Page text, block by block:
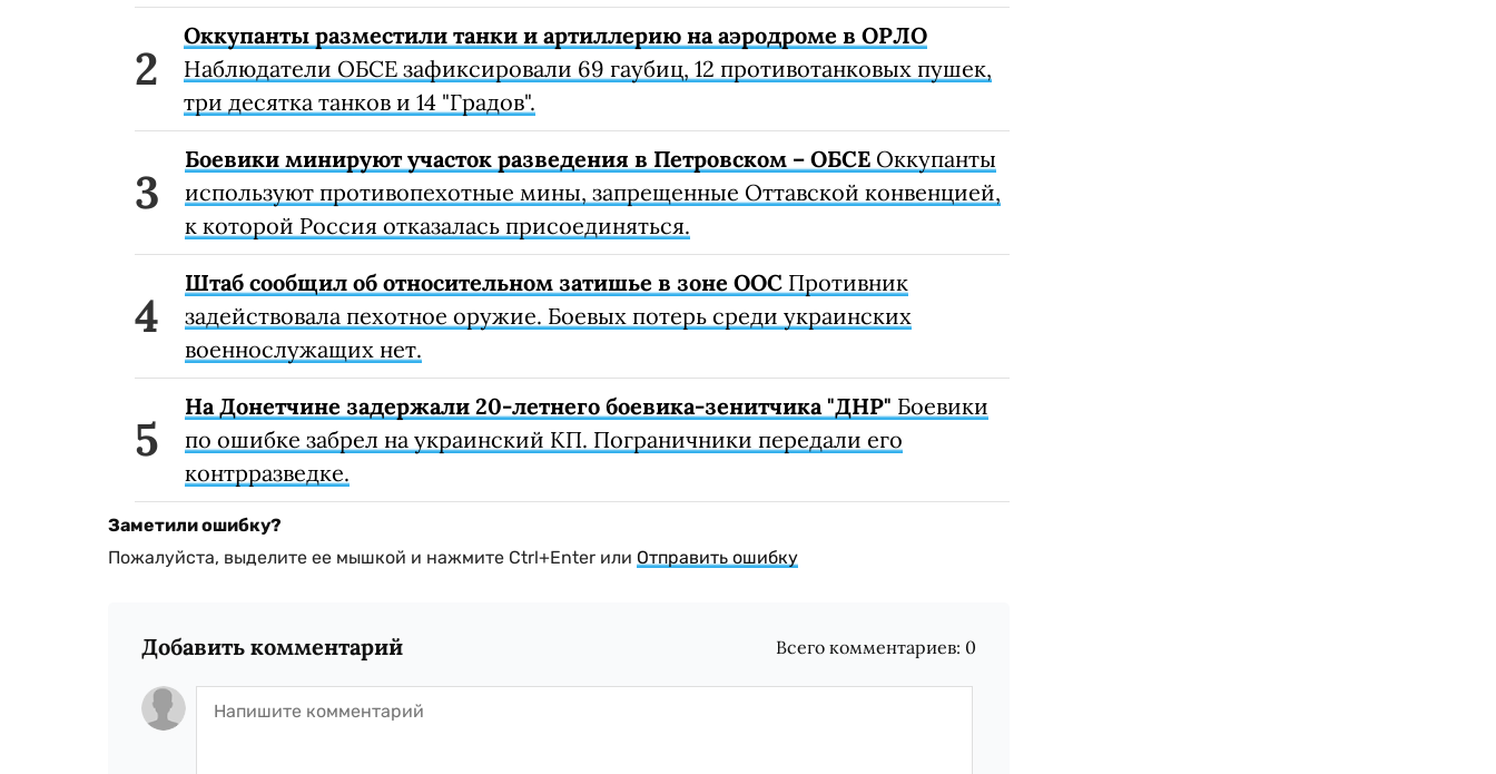
Оккупанты разместили танки и артиллерию на аэродроме в ОРЛО
Наблюдатели ОБСЕ зафиксировали 69 гаубиц, 12 противотанковых пушек,
три десятка танков и 14 "Градов".
Боевики минируют участок разведения в Петровском – ОБСЕ Оккупанты
используют противопехотные мины, запрещенные Оттавской конвенцией,
к которой Россия отказалась присоединяться.
Штаб сообщил об относительном затишье в зоне ООС Противник
задействовала пехотное оружие. Боевых потерь среди украинских
военнослужащих нет.
На Донетчине задержали 20-летнего боевика-зенитчика "ДНР" Боевики
по ошибке забрел на украинский КП. Пограничники передали его
контрразведке.
Заметили ошибку?
Пожалуйста, выделите ее мышкой и нажмите Ctrl+Enter или Отправить ошибку
Добавить комментарий Всего комментариев: 0